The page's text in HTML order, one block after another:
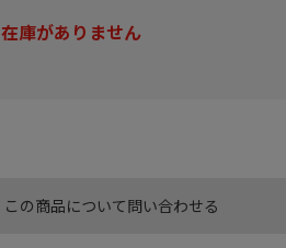
この商品について問い合わせる
在庫がありません